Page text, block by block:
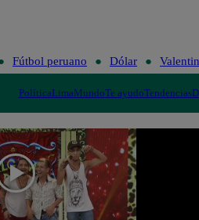
Fútbol peruano Dólar
PolíticaLimaMundoTe ayudoTendencias